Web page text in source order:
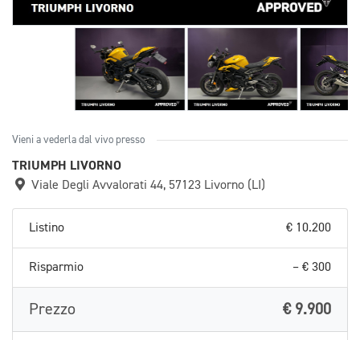
Vieni a vederla dal vivo presso
TRIUMPH LIVORNO
Viale Degli Avvalorati 44, 57123 Livorno (LI)
Listino € 10.200
Risparmio – € 300
Prezzo € 9.900